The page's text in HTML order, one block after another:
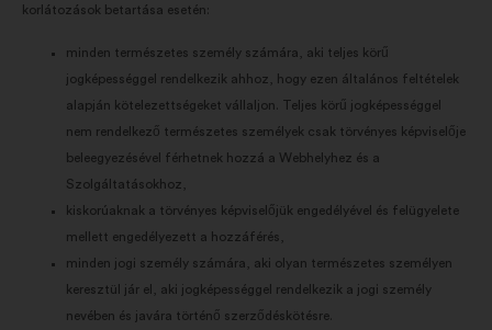
korlátozások betartása esetén:
minden természetes személy számára, aki teljes körű
jogképességgel rendelkezik ahhoz, hogy ezen általános feltételek
alapján kötelezettségeket vállaljon. Teljes körű jogképességgel
nem rendelkező természetes személyek csak törvényes képviselője
beleegyezésével férhetnek hozzá a Webhelyhez és a
Szolgáltatásokhoz,
kiskorúaknak a törvényes képviselőjük engedélyével és felügyelete
mellett engedélyezett a hozzáférés,
minden jogi személy számára, aki olyan természetes személyen
keresztül jár el, aki jogképességgel rendelkezik a jogi személy
nevében és javára történő szerződéskötésre.